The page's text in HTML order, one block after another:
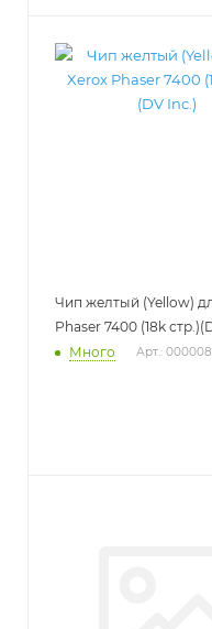
Чип желтый (Yellow)
Phaser 7400 (18k
Много
Арт.: